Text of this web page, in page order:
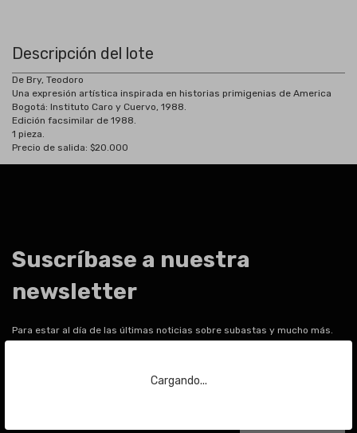
Cargando...
Descripción del lote
De Bry, Teodoro
Una expresión artística inspirada en historias primigenias de America
Bogotá: Instituto Caro y Cuervo, 1988.
Edición facsimilar de 1988.
1 pieza.
Precio de salida: $20.000
Suscríbase a nuestra
newsletter
Para estar al día de las últimas noticias sobre subastas y mucho más.